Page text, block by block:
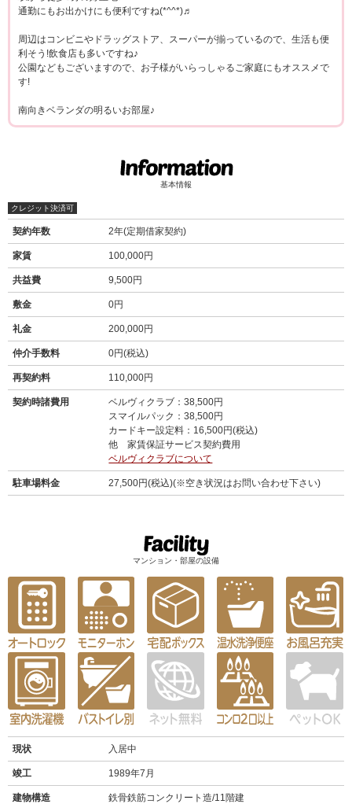
通勤にもお出かけにも便利ですね(*^^*)♬
周辺はコンビニやドラッグストア、スーパーが揃っているので、生活も便
利そう!飲食店も多いですね♪
公園などもございますので、お子様がいらっしゃるご家庭にもオススメで
す!
南向きベランダの明るいお部屋♪
基本情報
クレジット決済可
契約年数 2年(定期借家契約)
家賃 100,000円
共益費 9,500円
敷金 0円
礼金 200,000円
仲介手数料 0円(税込)
再契約料 110,000円
契約時諸費用
ベルヴィクラブ：38,500円
スマイルパック：38,500円
カードキー設定料：16,500円(税込)
他 家賃保証サービス契約費用
ベルヴィクラブについて
駐車場料金 27,500円(税込)(※空き状況はお問い合わせ下さい)
マンション・部屋の設備
現状 入居中
竣工 1989年7月
建物構造 鉄骨鉄筋コンクリート造/11階建